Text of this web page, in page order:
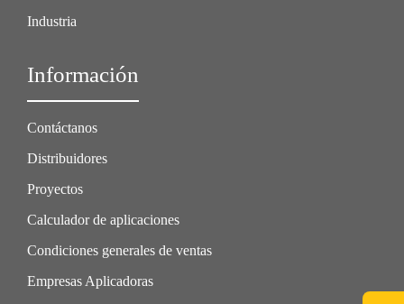
Industria
Información
Contáctanos
Distribuidores
Proyectos
Calculador de aplicaciones
Condiciones generales de ventas
Empresas Aplicadoras